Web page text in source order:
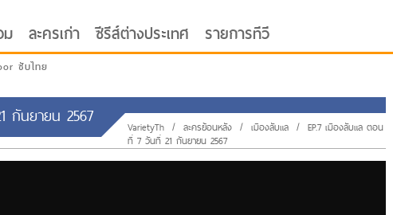
ละครเก่า ซีรีส์ต่างประเทศ รายการทีวี
ซับไทย
กันยายน 2567 VarietyTh / ละครย้อนหลัง / เมืองลับแล / EP.7 เมืองลับแล ตอน
ที่ 7 วันที่ 21 กันยายน 2567